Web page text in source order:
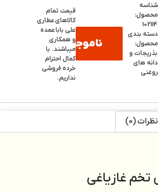
شناسه
محصول:
دسته بندی
محصول:
بذریجات و
دانه های
روغنی
ناموجود
قیمت تمام
کالاهایعطاری
علی باباعمده
و همکاری
میباشند. با
کمال احترام
خرده فروشی
نداریم.
نظرات (0)
غازیاغی